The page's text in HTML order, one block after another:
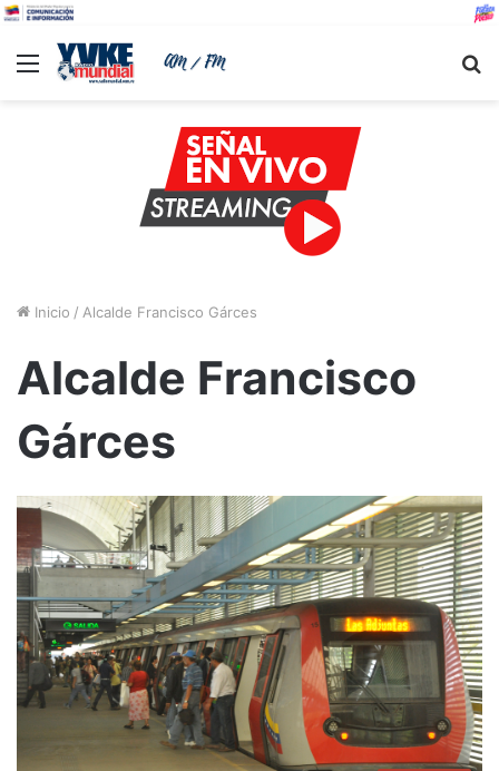
Menu
Inicio / Alcalde Francisco Gárces
Alcalde Francisco
Gárces